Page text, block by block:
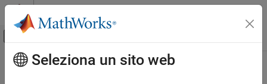
Vai al contenuto
Attiva/disattiva menu di navigazione
Pagina iniziale della documentazione
Contenuto principale
Seleziona un sito web